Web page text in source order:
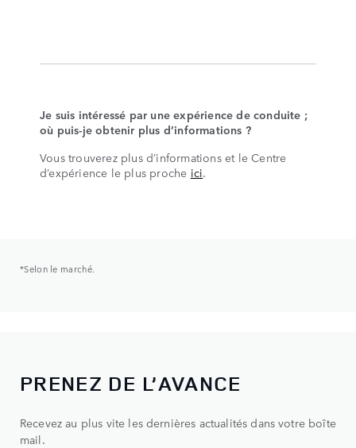
Je suis intéressé par une expérience de conduite ;
où puis-je obtenir plus d’informations ?
Vous trouverez plus d’informations et le Centre
d’expérience le plus proche ici.
*Selon le marché.
PRENEZ DE L’AVANCE
Recevez au plus vite les dernières actualités dans votre boîte
mail.